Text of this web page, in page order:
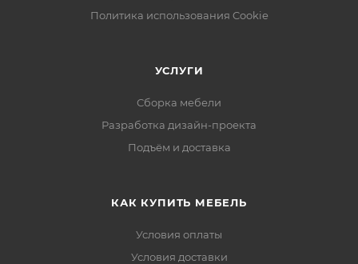
Политика использования Cookie
УСЛУГИ
Сборка мебели
Разработка дизайн-проекта
Подъём и доставка
КАК КУПИТЬ МЕБЕЛЬ
Условия оплаты
Условия доставки